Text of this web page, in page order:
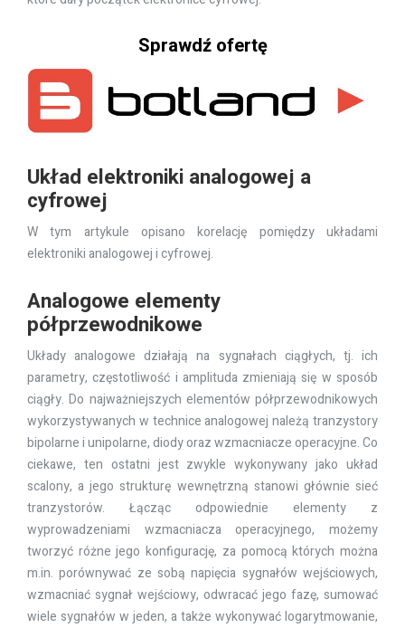
Sprawdź ofertę
Układ elektroniki analogowej a
cyfrowej
W tym artykule opisano korelację pomiędzy układami
elektroniki analogowej i cyfrowej.
Analogowe elementy
półprzewodnikowe
Układy analogowe działają na sygnałach ciągłych, tj. ich
parametry, częstotliwość i amplituda zmieniają się w sposób
ciągły. Do najważniejszych elementów półprzewodnikowych
wykorzystywanych w technice analogowej należą tranzystory
bipolarne i unipolarne, diody oraz wzmacniacze operacyjne. Co
ciekawe, ten ostatni jest zwykle wykonywany jako układ
scalony, a jego strukturę wewnętrzną stanowi głównie sieć
tranzystorów. Łącząc odpowiednie elementy z
wyprowadzeniami wzmacniacza operacyjnego, możemy
tworzyć różne jego konfigurację, za pomocą których można
m.in. porównywać ze sobą napięcia sygnałów wejściowych,
wzmacniać sygnał wejściowy, odwracać jego fazę, sumować
wiele sygnałów w jeden, a także wykonywać logarytmowanie,